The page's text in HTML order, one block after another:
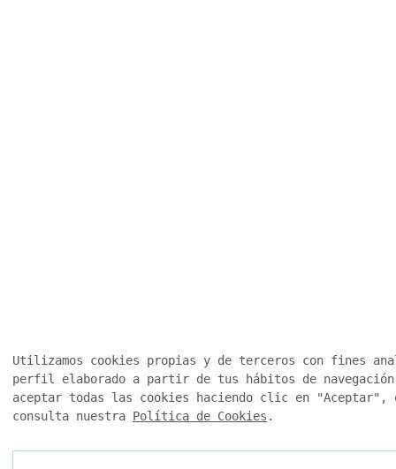
Utilizamos cookies propias y de terceros con fines
perfil elaborado a partir de tus hábitos de
aceptar todas las cookies haciendo clic en "Aceptar",
consulta nuestra Política de Cookies .